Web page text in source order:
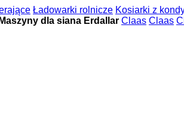
Ładowarki rolnicze Kosiarki z
dla siana Erdallar Claas Claas